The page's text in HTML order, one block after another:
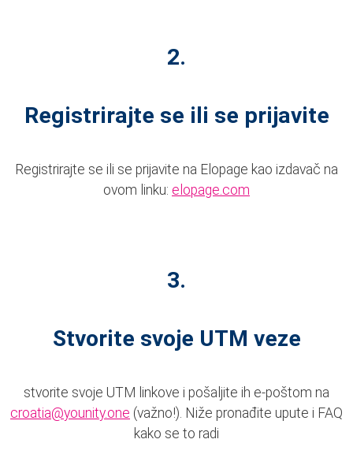
2.
Registrirajte se ili se prijavite
Registrirajte se ili se prijavite na Elopage kao izdavač na
ovom linku: elopage.com
3.
Stvorite svoje UTM veze
stvorite svoje UTM linkove i pošaljite ih e-poštom na
croatia@younity.one (važno!). Niže pronađite upute i FAQ
kako se to radi